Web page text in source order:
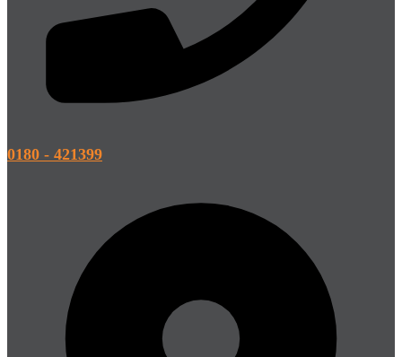
0180 - 421399